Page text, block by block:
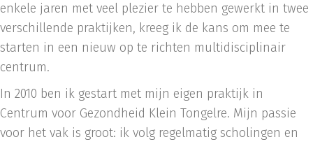
enkele jaren met veel plezier te hebben gewerkt in twee
verschillende praktijken, kreeg ik de kans om mee te
starten in een nieuw op te richten multidisciplinair
centrum.
In 2010 ben ik gestart met mijn eigen praktijk in
Centrum voor Gezondheid Klein Tongelre. Mijn passie
voor het vak is groot: ik volg regelmatig scholingen en